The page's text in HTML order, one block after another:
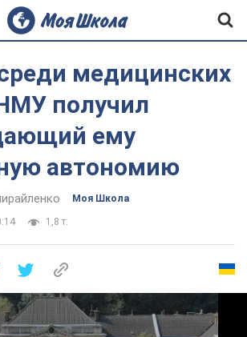
медицинских
получил
ему
автономию
Моя Школа
1,8 т.